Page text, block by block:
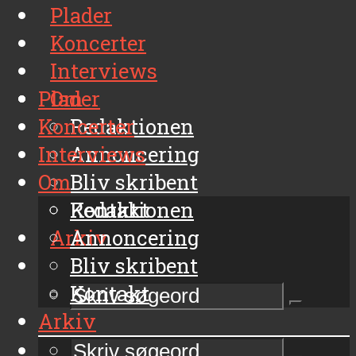
Plader
Koncerter
Interviews
Om
Redaktionen
Annoncering
Bliv skribent
Kontakt
Arkiv
Plader
Koncerter
Interviews
Om
Redaktionen
Annoncering
Bliv skribent
Kontakt
Arkiv